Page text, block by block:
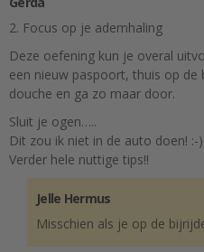
2. Focus op je ademhaling
Deze oefening kun je overal
een nieuw paspoort, thuis op de
douche en ga zo maar door.
Sluit je ogen…..
Dit zou ik niet in de auto doen! :-)
Verder hele nuttige tips!!
Jelle Hermus
Misschien als je op de